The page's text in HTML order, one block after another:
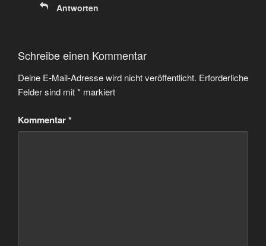
Antworten
Schreibe einen Kommentar
Deine E-Mail-Adresse wird nicht veröffentlicht. Erforderliche
Felder sind mit* markiert
Kommentar*